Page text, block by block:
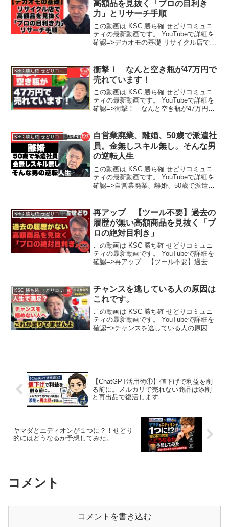
高額品を見抜く「プロの目利き
力」とリサーチ手順
この動画は KSC 勝ち確 せどりコミュニ
ティの最新動画です。 YouTubeで詳細を
確認=>デカオモの基礎 リサイクル店で高
KSC 勝ち確 せどりコミュニティ
衝撃！ なんと空き瓶が47万円で
売れています！
この動画は KSC 勝ち確 せどりコミュニ
ティの最新動画です。 YouTubeで詳細を
確認=>衝撃！ なんと空き瓶が47万円で
KSC 勝ち確 せどりコミュニティ
自営業廃業、離婚、50歳で派遣社
員。金無しスキル無し。そんな男
の逆転人生
この動画は KSC 勝ち確 せどりコミュニ
ティの最新動画です。 YouTubeで詳細を
確認=>自営業廃業、離婚、50歳で派遣社
KSC 勝ち確 せどりコミュニティ
再アップ 【ツール不要】過去の
履歴が無い高額商品を見抜く「プ
ロの絶対目利き」
この動画は KSC 勝ち確 せどりコミュニ
ティの最新動画です。 YouTubeで詳細を
確認=>再アップ 【ツール不要】過去の
KSC 勝ち確 せどりコミュニティ
チャンスを逃している人の原因は
これです。
この動画は KSC 勝ち確 せどりコミュニ
ティの最新動画です。 YouTubeで詳細を
確認=>チャンスを逃している人の原因は
【ChatGPT活用術①】値下げで利益を削
る前に。メルカリで売れない商品は添削
と再出品で復活します
ヤマダとエディオンが１つに？！せどり
的にはどうなるか予想してみた。
コメント
コメントを書き込む